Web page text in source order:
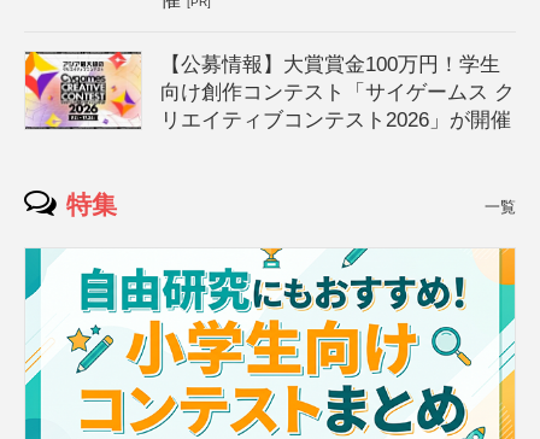
【公募情報】大賞賞金100万円！学生
向け創作コンテスト「サイゲームス ク
リエイティブコンテスト2026」が開催
特集 一覧